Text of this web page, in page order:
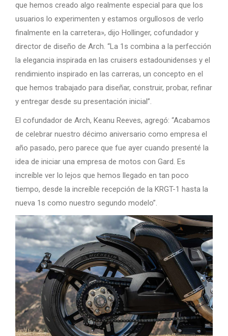
que hemos creado algo realmente especial para que los
usuarios lo experimenten y estamos orgullosos de verlo
finalmente en la carretera», dijo Hollinger, cofundador y
director de diseño de Arch. “La 1s combina a la perfección
la elegancia inspirada en las cruisers estadounidenses y el
rendimiento inspirado en las carreras, un concepto en el
que hemos trabajado para diseñar, construir, probar, refinar
y entregar desde su presentación inicial”.
El cofundador de Arch, Keanu Reeves, agregó: “Acabamos
de celebrar nuestro décimo aniversario como empresa el
año pasado, pero parece que fue ayer cuando presenté la
idea de iniciar una empresa de motos con Gard. Es
increíble ver lo lejos que hemos llegado en tan poco
tiempo, desde la increíble recepción de la KRGT-1 hasta la
nueva 1s como nuestro segundo modelo”.